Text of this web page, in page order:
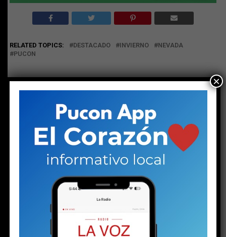
RELATED TOPICS: DESTACADO INVIERNO
NEVADA
PUCON
Solo a los 16: la vida del joven detenido con un arma y
drogas en la investigación por la riña escolar
ESTO PODRÍA GUSTARTE
El silencio de los (no) inocentes
PuconApp completa su despliegue y ya está
disponible en Android
×